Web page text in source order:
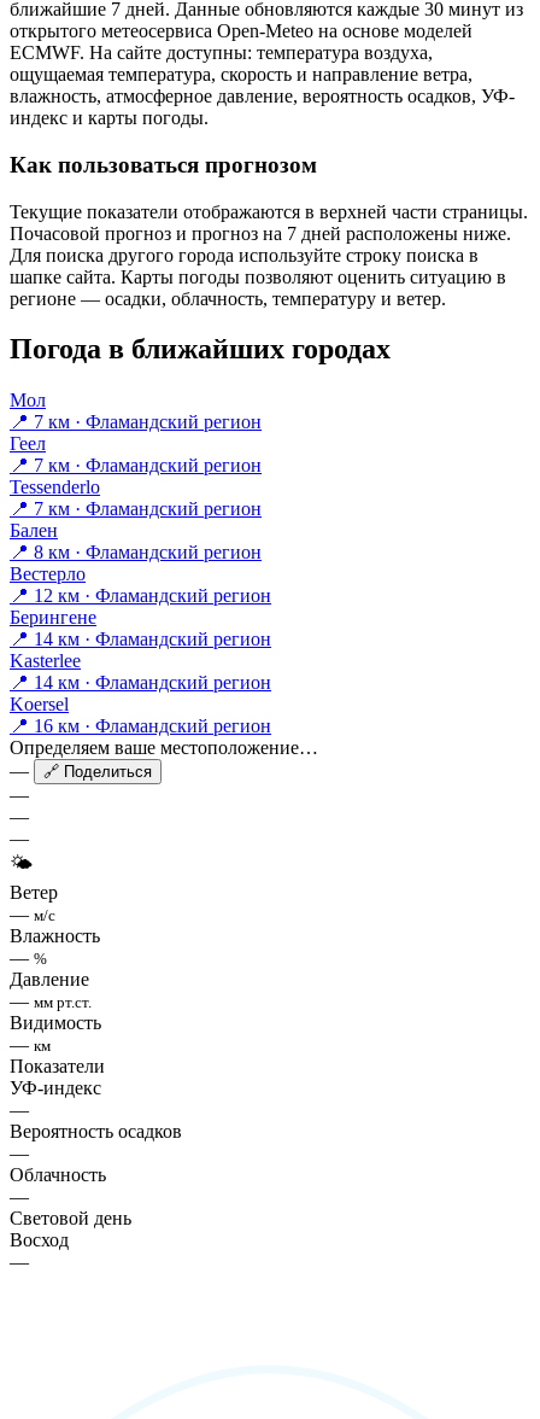
ближайшие 7 дней. Данные обновляются каждые 30 минут из
открытого метеосервиса Open-Meteo на основе моделей
ECMWF. На сайте доступны: температура воздуха,
ощущаемая температура, скорость и направление ветра,
влажность, атмосферное давление, вероятность осадков, УФ-
индекс и карты погоды.
Как пользоваться прогнозом
Текущие показатели отображаются в верхней части страницы.
Почасовой прогноз и прогноз на 7 дней расположены ниже.
Для поиска другого города используйте строку поиска в
шапке сайта. Карты погоды позволяют оценить ситуацию в
регионе — осадки, облачность, температуру и ветер.
Погода в ближайших городах
Мол
📍 7 км · Фламандский регион
Геел
📍 7 км · Фламандский регион
Tessenderlo
📍 7 км · Фламандский регион
Бален
📍 8 км · Фламандский регион
Вестерло
📍 12 км · Фламандский регион
Берингене
📍 14 км · Фламандский регион
Kasterlee
📍 14 км · Фламандский регион
Koersel
📍 16 км · Фламандский регион
Определяем ваше местоположение…
—
🔗 Поделиться
—
—
—
🌤
Ветер
— м/с
Влажность
— %
Давление
— мм рт.ст.
Видимость
— км
Показатели
УФ-индекс
—
Вероятность осадков
—
Облачность
—
Световой день
Восход
—